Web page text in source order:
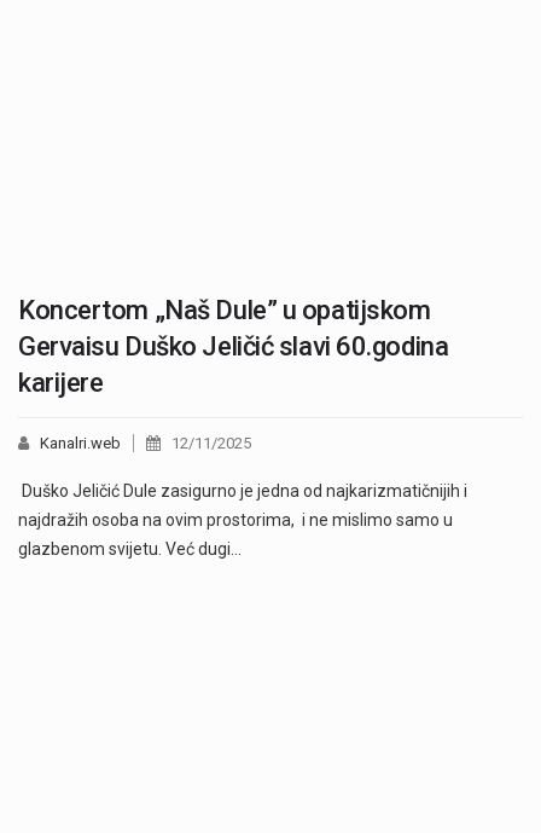
Koncertom „Naš Dule” u opatijskom
Gervaisu Duško Jeličić slavi 60.godina
karijere
Kanalri.web 12/11/2025
Duško Jeličić Dule zasigurno je jedna od najkarizmatičnijih i
najdražih osoba na ovim prostorima, i ne mislimo samo u
glazbenom svijetu. Već dugi…